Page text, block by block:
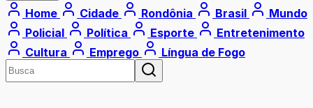
Home Cidade Rondônia Brasil
Mundo
Policial
Política Esporte
Entretenimento
Cultura
Emprego Língua de Fogo